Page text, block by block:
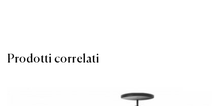
Prodotti correlati